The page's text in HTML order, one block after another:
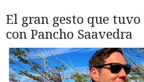
El gran gesto que tuvo
con Pancho Saavedra